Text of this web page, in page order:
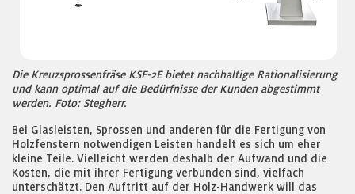
Die Kreuzsprossenfräse KSF-2E bietet nachhaltige Rationalisierung
und kann optimal auf die Bedürfnisse der Kunden abgestimmt
werden. Foto: Stegherr.
Bei Glasleisten, Sprossen und anderen für die Fertigung von
Holzfenstern notwendigen Leisten handelt es sich um eher
kleine Teile. Vielleicht werden deshalb der Aufwand und die
Kosten, die mit ihrer Fertigung verbunden sind, vielfach
unterschätzt. Den Auftritt auf der Holz-Handwerk will das